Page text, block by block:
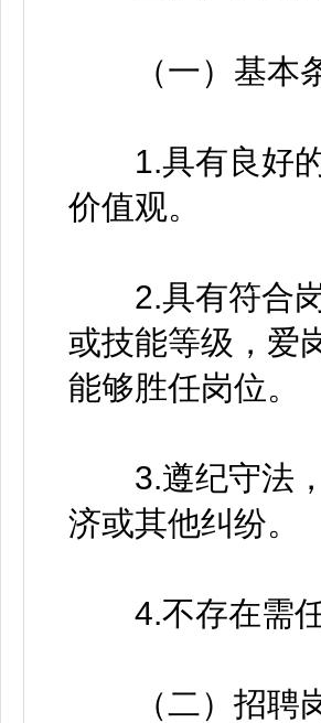
（一）基本
1.具有良好的
价值观。
2.具有符合岗
或技能等级，爱
能够胜任岗位。
3.遵纪守法，
济或其他纠纷。
4.不存在需任
（二）招聘岗